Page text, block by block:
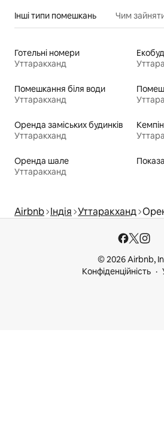
Інші типи помешкань Чим
Готельні номери
Уттаракханд
Помешкання біля води
Уттаракханд
Оренда заміських будинків
Уттаракханд
Оренда шале
Уттаракханд
Airbnb Індія Уттаракханд
© 2026 Airbnb,
Конфіденційність